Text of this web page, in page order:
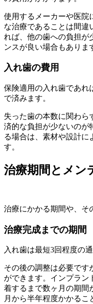
使用するメーカーや医院
な治療であることは間違
れば、他の歯への負担が
ンスが良い場合もありま
入れ歯の費用
保険適用の入れ歯であれ
で済みます。
失った歯の本数に関わら
済的な負担が少ないのが
る場合は、素材や設計に
す。
治療期間とメン
治療にかかる期間や、そ
治療完成までの期間
入れ歯は最短3回程度の
その後の調整は必要です
ができます。インプラン
着するまで数ヶ月の期間
月から半年程度かかるこ